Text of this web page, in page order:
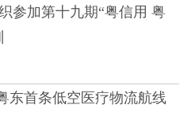
参加第十九期“粤信用 粤
东首条低空医疗物流航线